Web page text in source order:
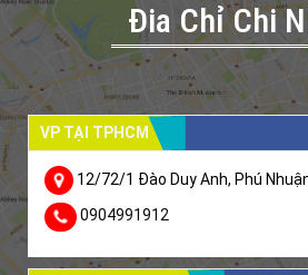
Đia Chỉ Chi
VP TẠI TPHCM
12/72/1 Đào Duy Anh, Phú
0904991912